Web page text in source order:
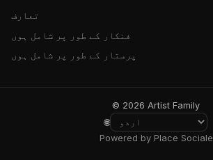
تعارف
فنکار کے طور پر شامل ہوں
پرستار کے طور پر شامل ہوں
© 2026 Artist Family
🌐
Powered by Place Sociale